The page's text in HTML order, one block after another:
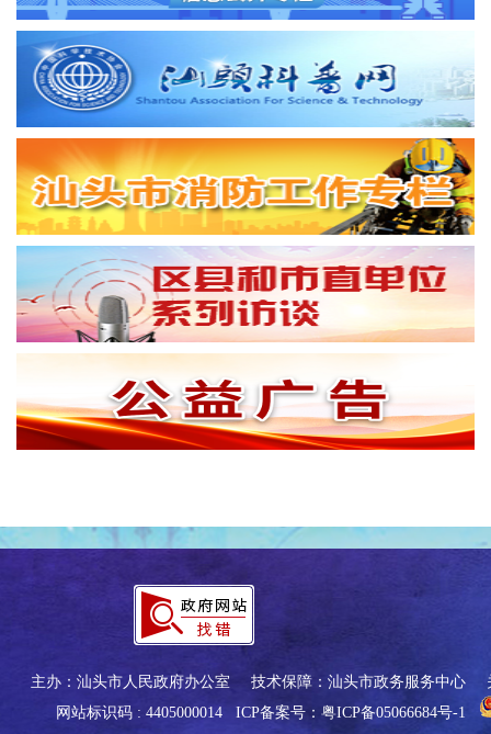
主办：汕头市人民政府办公室 技术保障：汕头市政务服务中心
网站标识码 : 4405000014 ICP备案号：粤ICP备05066684号-1